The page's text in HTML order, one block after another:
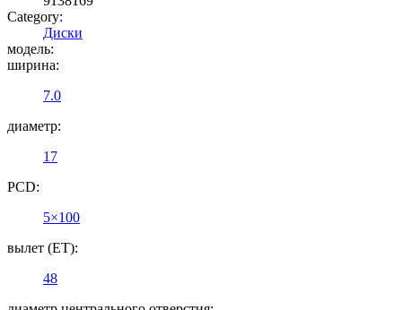
Category:
Диски
модель:
ширина:
7.0
диаметр:
17
PCD:
5×100
вылет (ET):
48